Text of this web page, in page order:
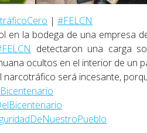
|#FELCN
en la bodega de una empresa
detectaron una carga
ocultos en el interior de un
narcotráfico será incesante,